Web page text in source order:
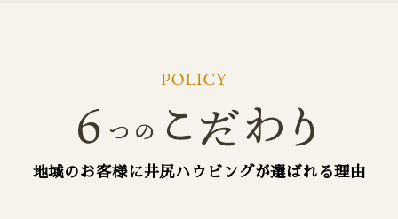
地域のお客様に井尻ハウビングが選ばれる理由